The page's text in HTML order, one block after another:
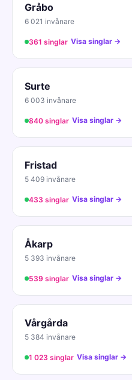
Gråbo
6 021 invånare
361 singlar Visa singlar →
Surte
6 003 invånare
840 singlar Visa singlar →
Fristad
5 409 invånare
433 singlar Visa singlar →
Åkarp
5 393 invånare
539 singlar Visa singlar →
Vårgårda
5 384 invånare
1 023 singlar Visa singlar →